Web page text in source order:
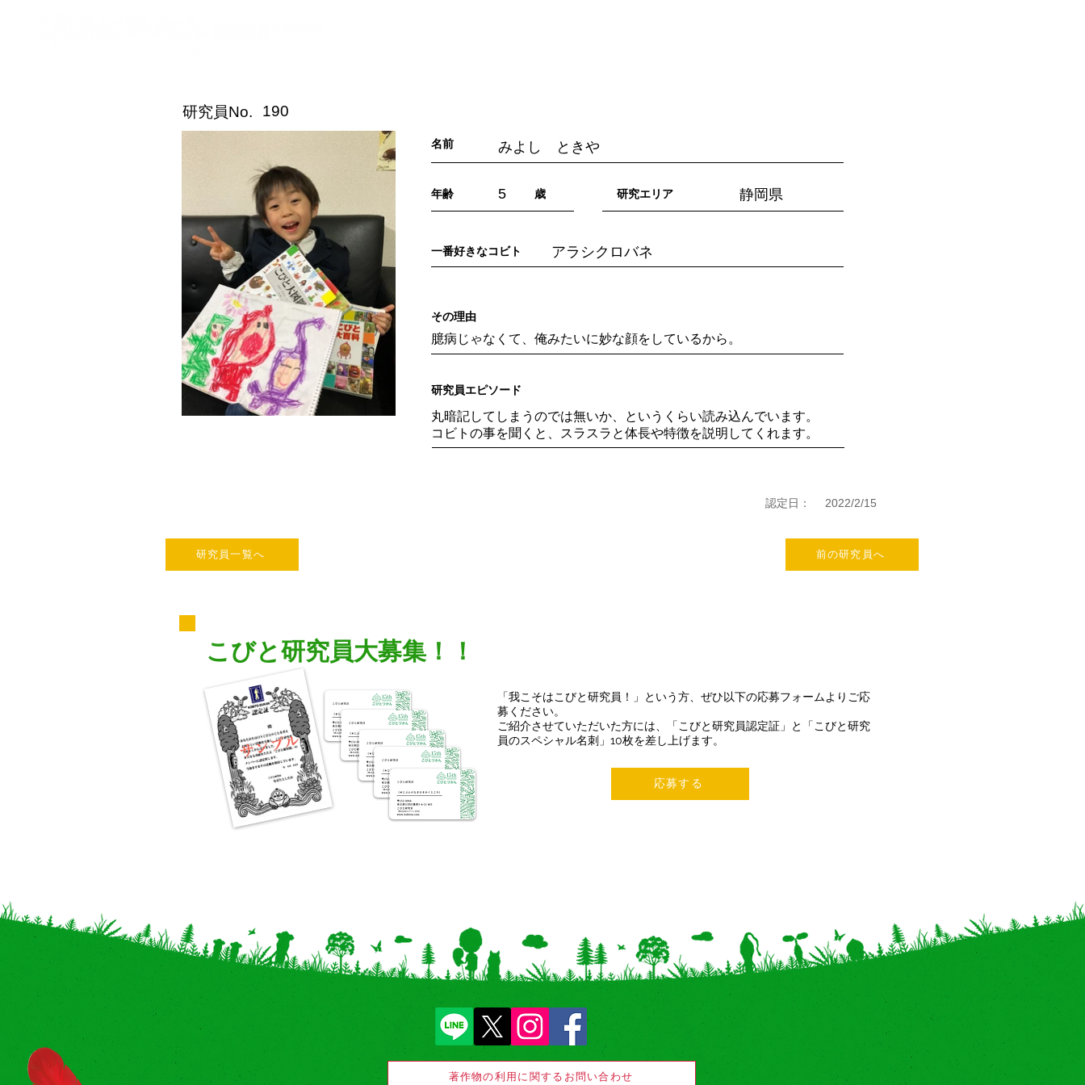
​研究員No. 190
名前 みよし ときや
年齢 5 歳 ​研究エリア 静岡県
一番好きなコビト アラシクロバネ
​その理由
臆病じゃなくて、俺みたいに妙な顔をしているから。
研究員エピソード
丸暗記してしまうのでは無いか、というくらい読み込んでいます。
コビトの事を聞くと、スラスラと体長や特徴を説明してくれます。
認定日： 2022/2/15
研究員一覧へ 前の研究員へ
こびと研究員大募集！！
「我こそはこびと研究員！」という方、ぜひ以下の応募フォームよりご応
募ください。
ご紹介させていただいた方には、「こびと研究員認定証」と「こびと研究
員のスペシャル名刺」10枚を差し上げます。
応募する
著作物の利用に関するお問い合わせ